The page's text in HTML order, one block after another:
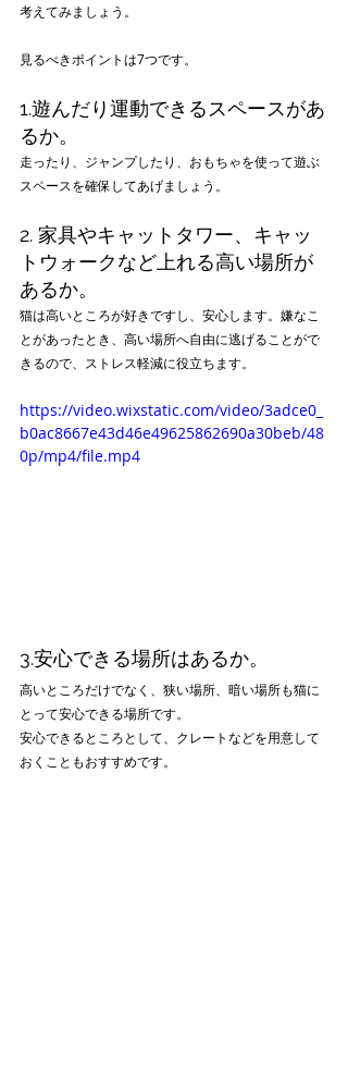
考えてみましょう。
見るべきポイントは7つです。
1.遊んだり運動できるスペースがあ
るか。
走ったり、ジャンプしたり、おもちゃを使って遊ぶ
スペースを確保してあげましょう。
2. 家具やキャットタワー、キャッ
トウォークなど上れる高い場所が
あるか。
猫は高いところが好きですし、安心します。嫌なこ
とがあったとき、高い場所へ自由に逃げることがで
きるので、ストレス軽減に役立ちます。
https://video.wixstatic.com/video/3adce0_
b0ac8667e43d46e49625862690a30beb/48
0p/mp4/file.mp4
3.安心できる場所はあるか。
高いところだけでなく、狭い場所、暗い場所も猫に
とって安心できる場所です。
安心できるところとして、クレートなどを用意して
おくこともおすすめです。